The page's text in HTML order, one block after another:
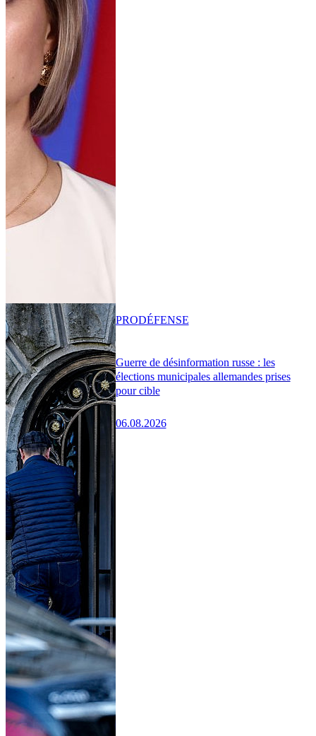
Guerre de désinformation russe : les
élections municipales allemandes prises
pour cible
06.08.2026
PRODÉFENSE